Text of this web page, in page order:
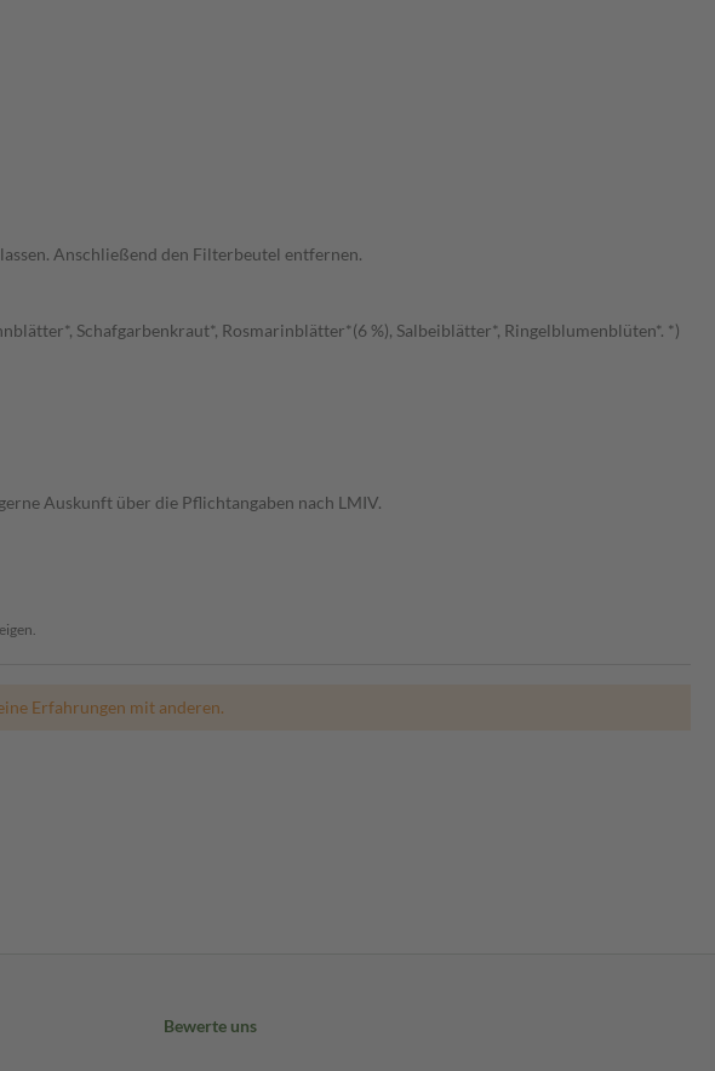
Anschließend den Filterbeutel entfernen.
Schafgarbenkraut*, Rosmarinblätter*(6 %), Salbeiblätter*, Ringelblumenblüten*. *)
Auskunft über die Pflichtangaben nach LMIV.
Erfahrungen mit anderen.
Bewerte uns